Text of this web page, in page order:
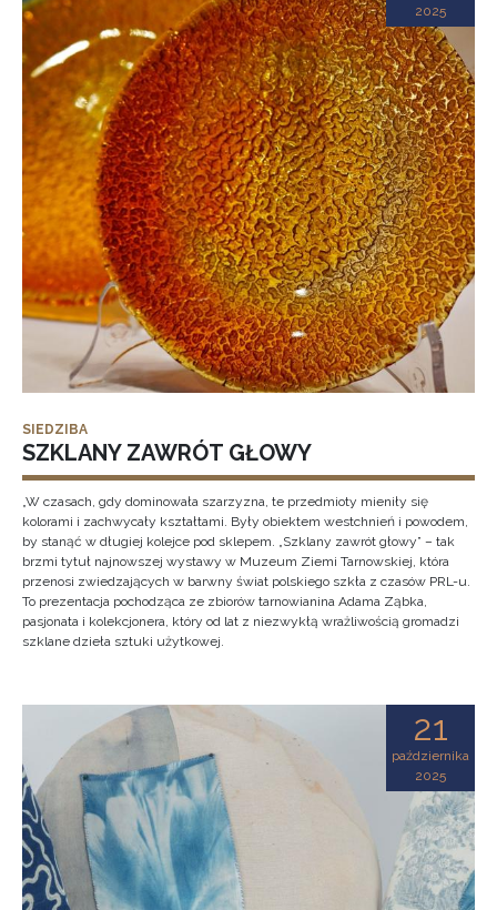
2025
SIEDZIBA
SZKLANY ZAWRÓT GŁOWY
„W czasach, gdy dominowała szarzyzna, te przedmioty mieniły się
kolorami i zachwycały kształtami. Były obiektem westchnień i powodem,
by stanąć w długiej kolejce pod sklepem. „Szklany zawrót głowy” – tak
brzmi tytuł najnowszej wystawy w Muzeum Ziemi Tarnowskiej, która
przenosi zwiedzających w barwny świat polskiego szkła z czasów PRL-u.
To prezentacja pochodząca ze zbiorów tarnowianina Adama Ząbka,
pasjonata i kolekcjonera, który od lat z niezwykłą wrażliwością gromadzi
szklane dzieła sztuki użytkowej.
21
października
2025